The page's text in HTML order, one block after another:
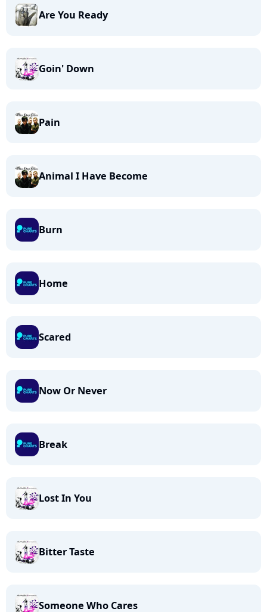
Are You Ready
Goin' Down
Pain
Animal I Have Become
Burn
Home
Scared
Now Or Never
Break
Lost In You
Bitter Taste
Someone Who Cares